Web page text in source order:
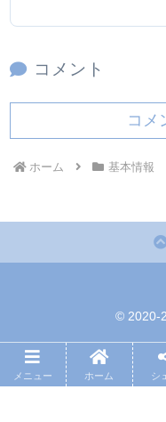
コメント
コメ
ホーム 基本情報
© 2020-
メニュー ホーム シ